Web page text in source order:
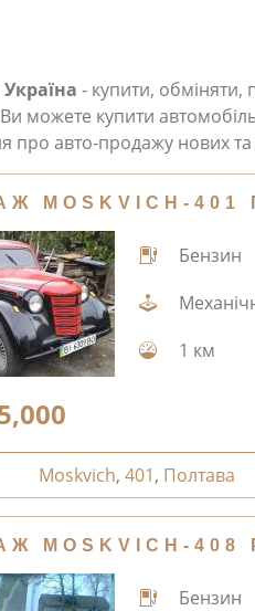
- купити,
можете купити
про авто-продажу нових та
MOSKVICH-401
Бензин
1 км
Moskvich,401, Полтава
MOSKVICH-408
Бензин